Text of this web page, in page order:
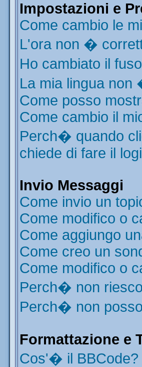
Impostazioni e
Come cambio le
L'ora non �
Ho cambiato il
La mia lingua non
Come posso
Come cambio il
Perch� quando
chiede di fare il
Invio Messaggi
Come invio un
Come modifico o
Come aggiungo
Come creo un
Come modifico o
Perch� non
Perch� non
Formattazione e
Cos'� il BBCode?